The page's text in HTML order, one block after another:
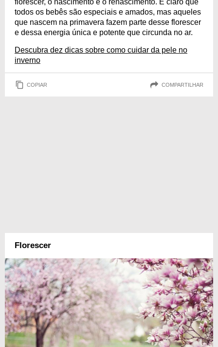
florescer, o nascimento e o renascimento. É claro que
todos os bebês são especiais e amados, mas aqueles
que nascem na primavera fazem parte desse florescer
e dessa energia única e potente que circunda no ar.
Descubra dez dicas sobre como cuidar da pele no
inverno
COPIAR COMPARTILHAR
Florescer